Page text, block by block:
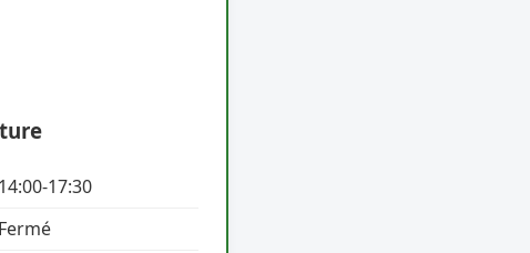
14:00-17:30
Fermé